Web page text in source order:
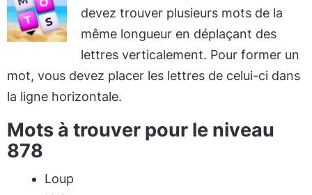
devez trouver plusieurs mots de la
même longueur en déplaçant des
lettres verticalement. Pour former un
mot, vous devez placer les lettres de celui-ci dans
la ligne horizontale.
Mots à trouver pour le niveau
878
Loup